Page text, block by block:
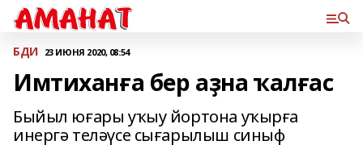
БДИ 23 ИЮНЯ 2020, 08:54
Имтиханға бер аҙна ҡалғас
Быйыл юғары уҡыу йортона уҡырға
инергә теләүсе сығарылыш синыф